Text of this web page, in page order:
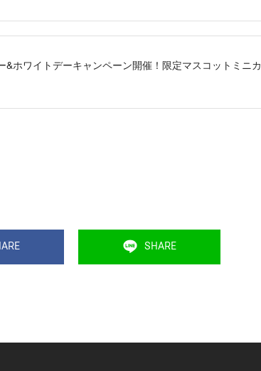
ホワイトデーキャンペーン開催！限定マスコットミニカ
SHARE